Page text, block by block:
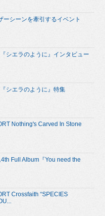
ーシーンを牽引するイベント
シエラのように』インタビュー
シエラのように』特集
Nothing's Carved In Stone
Full Album『You need the
Crossfaith “SPECIES